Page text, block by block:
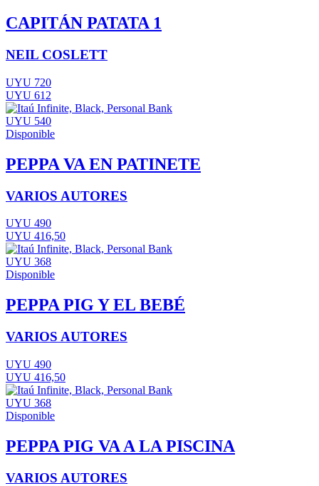
CAPITÁN PATATA 1
NEIL COSLETT
UYU 720
UYU 612
UYU 540
Disponible
PEPPA VA EN PATINETE
VARIOS AUTORES
UYU 490
UYU 416,50
UYU 368
Disponible
PEPPA PIG Y EL BEBÉ
VARIOS AUTORES
UYU 490
UYU 416,50
UYU 368
Disponible
PEPPA PIG VA A LA PISCINA
VARIOS AUTORES